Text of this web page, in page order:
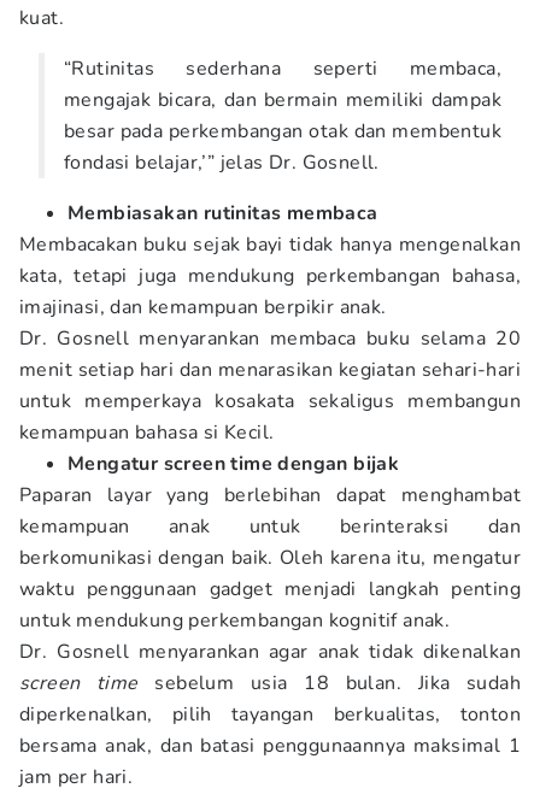
kuat.
“Rutinitas sederhana seperti membaca,
mengajak bicara, dan bermain memiliki dampak
besar pada perkembangan otak dan membentuk
fondasi belajar,’” jelas Dr. Gosnell.
Membiasakan rutinitas membaca
Membacakan buku sejak bayi tidak hanya mengenalkan
kata, tetapi juga mendukung perkembangan bahasa,
imajinasi, dan kemampuan berpikir anak.
Dr. Gosnell menyarankan membaca buku selama 20
menit setiap hari dan menarasikan kegiatan sehari-hari
untuk memperkaya kosakata sekaligus membangun
kemampuan bahasa si Kecil.
Mengatur screen time dengan bijak
Paparan layar yang berlebihan dapat menghambat
kemampuan anak untuk berinteraksi dan
berkomunikasi dengan baik. Oleh karena itu, mengatur
waktu penggunaan gadget menjadi langkah penting
untuk mendukung perkembangan kognitif anak.
Dr. Gosnell menyarankan agar anak tidak dikenalkan
screen time sebelum usia 18 bulan. Jika sudah
diperkenalkan, pilih tayangan berkualitas, tonton
bersama anak, dan batasi penggunaannya maksimal 1
jam per hari.